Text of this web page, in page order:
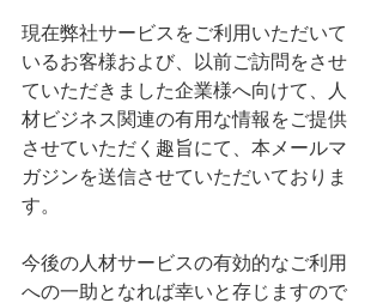
現在弊社サービスをご利用いただいて
いるお客様および、以前ご訪問をさせ
ていただきました企業様へ向けて、人
材ビジネス関連の有用な情報をご提供
させていただく趣旨にて、本メールマ
ガジンを送信させていただいておりま
す。
今後の人材サービスの有効的なご利用
への一助となれば幸いと存じますので